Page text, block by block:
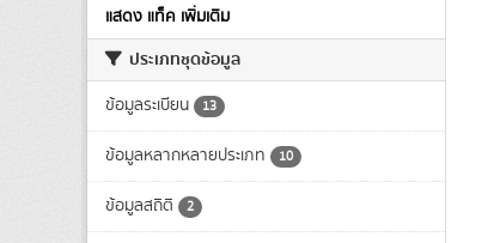
แสดง แท็ค เพิ่มเติม
ประเภทชุดข้อมูล
ข้อมูลระเบียน 13
ข้อมูลหลากหลายประเภท 10
ข้อมูลสถิติ 2